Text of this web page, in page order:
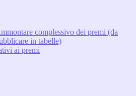
complessivo dei premi (da
in tabelle)
ai premi